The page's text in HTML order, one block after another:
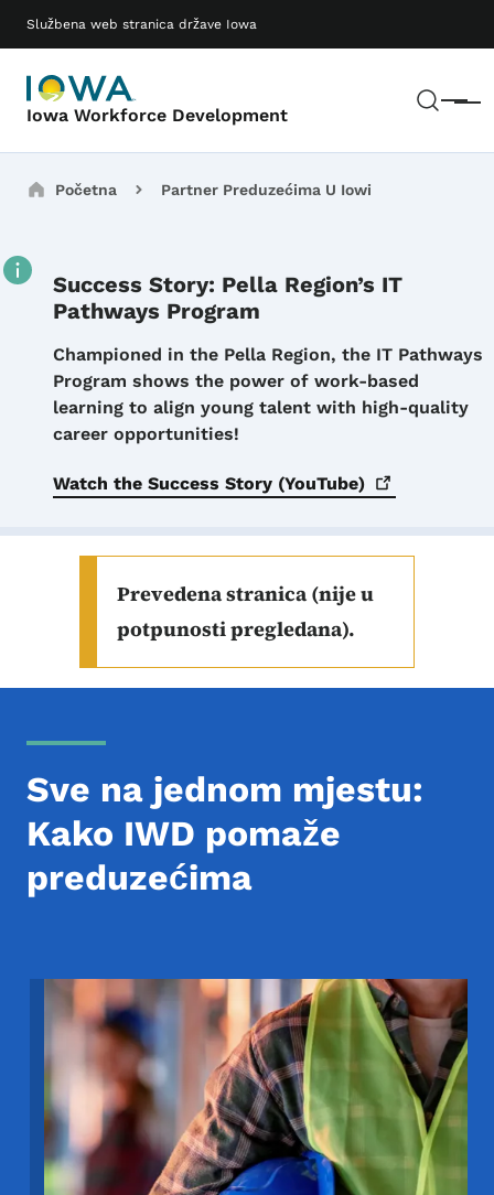
Službena web stranica države Iowa
Iowa Workforce Development Meni
Main navigation
Breadcrumbs
Početna Partner Preduzećima U Iowi
Success Story: Pella Region’s IT
Pathways Program
Details
Championed in the Pella Region, the IT Pathways
Program shows the power of work-based
learning to align young talent with high-quality
career opportunities!
Watch the Success Story (YouTube)
Prevedena stranica (nije u
potpunosti pregledana).
Sve na jednom mjestu:
Kako IWD pomaže
preduzećima
Image